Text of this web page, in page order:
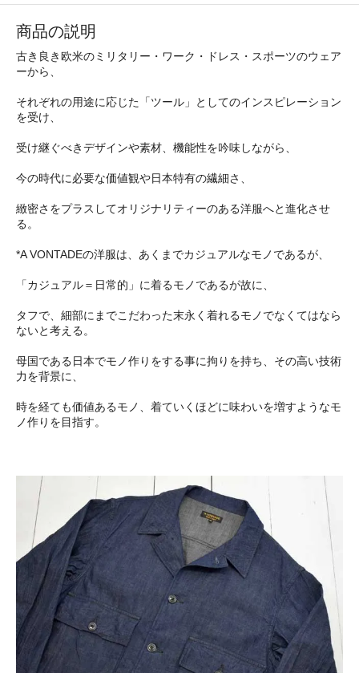
商品の説明
古き良き欧米のミリタリー・ワーク・ドレス・スポーツのウェア
ーから、
それぞれの用途に応じた「ツール」としてのインスピレーション
を受け、
受け継ぐべきデザインや素材、機能性を吟味しながら、
今の時代に必要な価値観や日本特有の繊細さ、
緻密さをプラスしてオリジナリティーのある洋服へと進化させ
る。
*A VONTADEの洋服は、あくまでカジュアルなモノであるが、
「カジュアル＝日常的」に着るモノであるが故に、
タフで、細部にまでこだわった末永く着れるモノでなくてはなら
ないと考える。
母国である日本でモノ作りをする事に拘りを持ち、その高い技術
力を背景に、
時を経ても価値あるモノ、着ていくほどに味わいを増すようなモ
ノ作りを目指す。